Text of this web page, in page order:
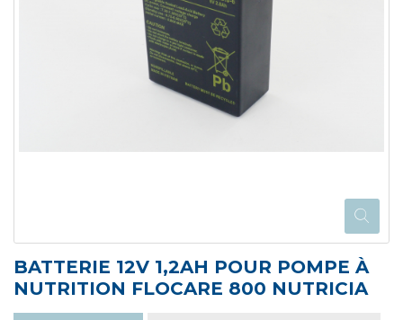
BATTERIE 12V 1,2AH POUR POMPE À
NUTRITION FLOCARE 800 NUTRICIA